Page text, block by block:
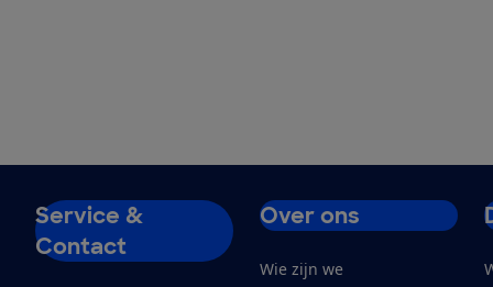
Service &
Contact
Over ons
Wie zijn we